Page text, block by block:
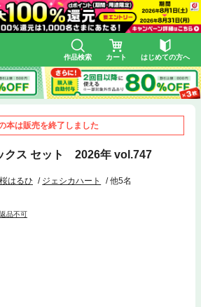
作品検索 カート はじめての方へ
本は販売を終了しました
クス セット 2026年 vol.747
桜はるひ ジェシカハート 他5名
返品不可